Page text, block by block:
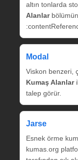
altın tonlarda
Alanlar
Modal
Viskon benzeri,
Kumaş Alanlar
talep görür.
Jarse
Esnek örme
kumas.org